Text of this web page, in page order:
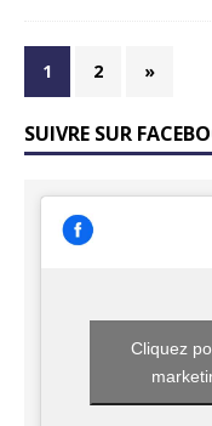
1 2 »
SUIVRE SUR
Cliquez